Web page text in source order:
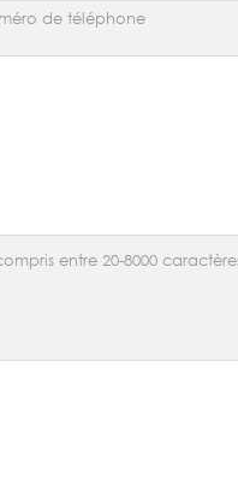
de téléphone
entre 20-8000